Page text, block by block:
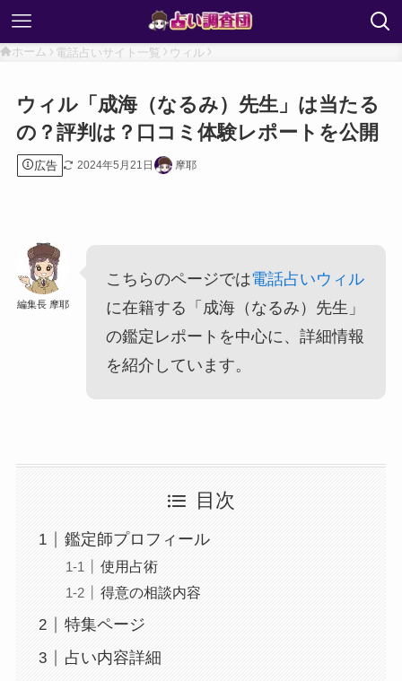
ホーム 電話占いサイト一覧 ウィル
ウィル「成海（なるみ）先生」は当たる
の？評判は？口コミ体験レポートを公開
広告 2024年5月21日 摩耶
編集長 摩耶
こちらのページでは電話占いウィル
に在籍する「成海（なるみ）先生」
の鑑定レポートを中心に、詳細情報
を紹介しています。
目次
鑑定師プロフィール
使用占術
得意の相談内容
特集ページ
占い内容詳細